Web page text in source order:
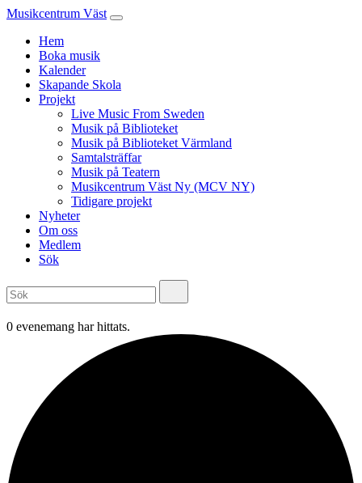
Musikcentrum Väst
Hem
Boka musik
Kalender
Skapande Skola
Projekt
Live Music From Sweden
Musik på Biblioteket
Musik på Biblioteket Värmland
Samtalsträffar
Musik på Teatern
Musikcentrum Väst Ny (MCV NY)
Tidigare projekt
Nyheter
Om oss
Medlem
Sök
0 evenemang har hittats.